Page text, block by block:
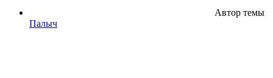
Автор темы
Палыч